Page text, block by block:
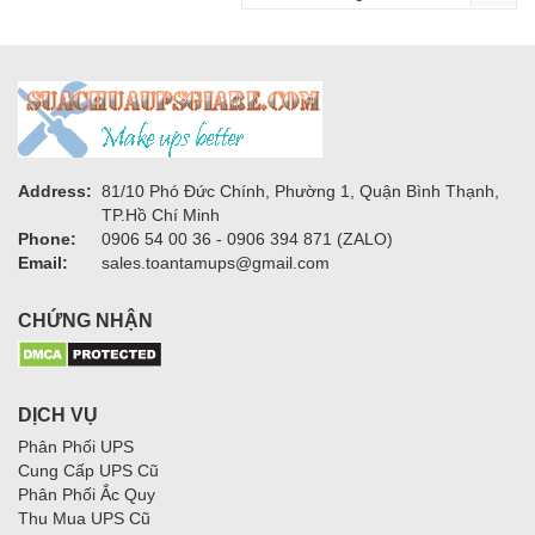
Address: 81/10 Phó Đức Chính, Phường 1, Quận Bình Thạnh,
TP.Hồ Chí Minh
Phone:
0906 54 00 36 - 0906 394 871 (ZALO)
Email:
sales.toantamups@gmail.com
CHỨNG NHẬN
DỊCH VỤ
Phân Phối UPS
Cung Cấp UPS Cũ
Phân Phối Ắc Quy
Thu Mua UPS Cũ